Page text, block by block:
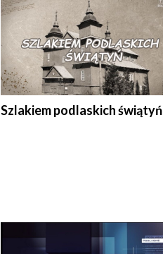
Szlakiem podlaskich świątyń